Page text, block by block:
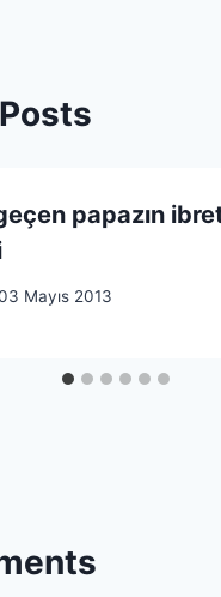
papazın
Mayıs 2013